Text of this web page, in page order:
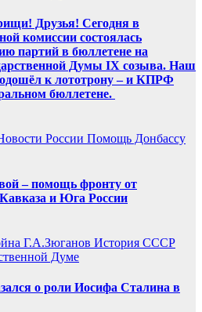
Друзья! Сегодня в
комиссии состоялась
партий в бюллетене на
Думы IX созыва. Наш
к лототрону – и КПРФ
бюллетене.
России Помощь Донбассу
– помощь фронту от
и Юга России
Г.А.Зюганов История СССР
Думе
о роли Иосифа Сталина в